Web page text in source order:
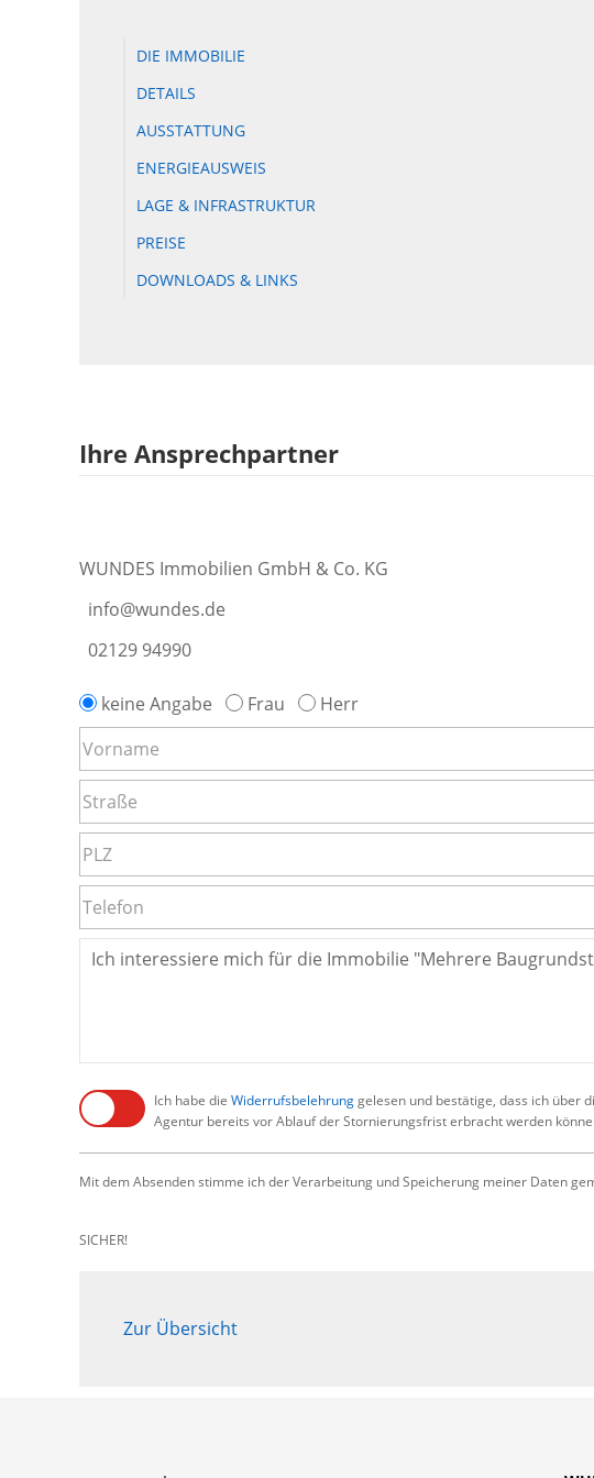
DIE IMMOBILIE
DETAILS
AUSSTATTUNG
ENERGIEAUSWEIS
LAGE & INFRASTRUKTUR
PREISE
DOWNLOADS & LINKS
Ihre Ansprechpartner
WUNDES Immobilien GmbH & Co. KG
info@wundes.de
02129 94990
keine Angabe Frau Herr
Ich habe die Widerrufsbelehrunggelesen und bestätige, dass ich über
Agentur bereits vor Ablauf der Stornierungsfrist erbracht werden
Mit dem Absenden stimme ich der Verarbeitung und Speicherung meiner Daten
SICHER!
Zur Übersicht